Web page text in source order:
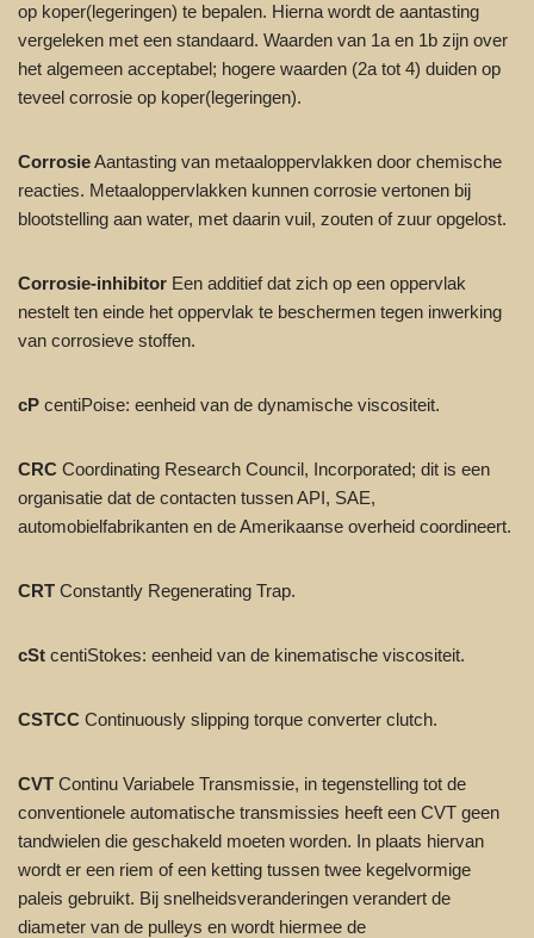
op koper(legeringen) te bepalen. Hierna wordt de aantasting
vergeleken met een standaard. Waarden van 1a en 1b zijn over
het algemeen acceptabel; hogere waarden (2a tot 4) duiden op
teveel corrosie op koper(legeringen).
CorrosieAantasting van metaaloppervlakken door chemische
reacties. Metaaloppervlakken kunnen corrosie vertonen bij
blootstelling aan water, met daarin vuil, zouten of zuur opgelost.
Corrosie-inhibitor Een additief dat zich op een oppervlak
nestelt ten einde het oppervlak te beschermen tegen inwerking
van corrosieve stoffen.
cP centiPoise: eenheid van de dynamische viscositeit.
CRC Coordinating Research Council, Incorporated; dit is een
organisatie dat de contacten tussen API, SAE,
automobielfabrikanten en de Amerikaanse overheid coordineert.
CRT Constantly Regenerating Trap.
cSt centiStokes: eenheid van de kinematische viscositeit.
CSTCC Continuously slipping torque converter clutch.
CVT Continu Variabele Transmissie, in tegenstelling tot de
conventionele automatische transmissies heeft een CVT geen
tandwielen die geschakeld moeten worden. In plaats hiervan
wordt er een riem of een ketting tussen twee kegelvormige
paleis gebruikt. Bij snelheidsveranderingen verandert de
diameter van de pulleys en wordt hiermee de